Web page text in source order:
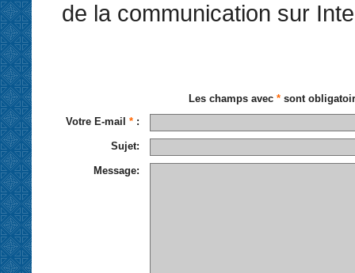
de la communication sur
Les champs avec *sont
Votre E-mail * :
Sujet:
Message: